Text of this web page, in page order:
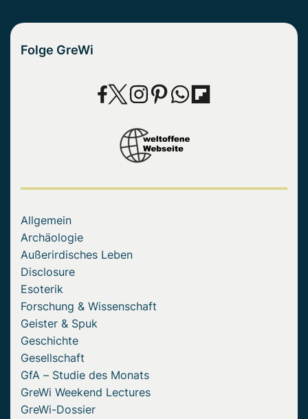
Folge GreWi
Allgemein
Archäologie
Außerirdisches Leben
Disclosure
Esoterik
Forschung & Wissenschaft
Geister & Spuk
Geschichte
Gesellschaft
GfA – Studie des Monats
GreWi Weekend Lectures
GreWi-Dossier